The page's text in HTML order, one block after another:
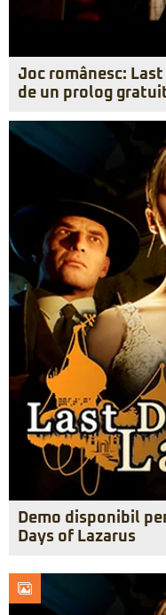
Joc românesc:
de un prolog
Demo disponibil
Days of Lazarus